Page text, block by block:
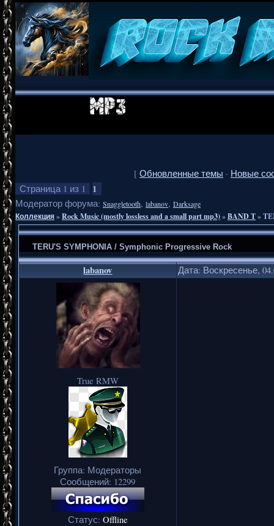
[ Обновленные темы · Новые
Страница 1 из 1 1
Модератор форума: Snaggletooth, labanov, Darksage
Коллекция»Rock Music (mostly lossless and a small part mp3)»BAND T»
TERU'S SYMPHONIA / Symphonic Progressive Rock
labanov Дата: Воскресенье,
True RMW
Группа: Модераторы
Сообщений: 12299
Статус: Offline